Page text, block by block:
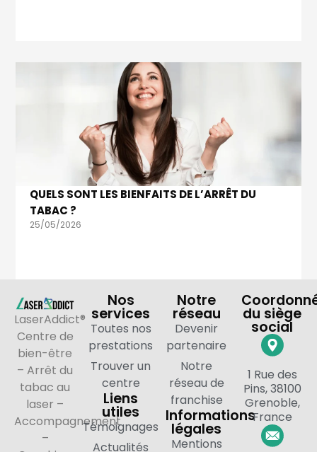
QUELS SONT LES BIENFAITS DE L’ARRÊT DU
TABAC ?
25/05/2026
LaserAddict®
Centre de
bien-être
– Arrêt du
tabac au
laser –
Accompagnement
–
Nos
services
Toutes nos
prestations
Trouver un
centre
Liens
utiles
Témoignages
Actualités
Notre
réseau
Devenir
partenaire
Notre
réseau de
franchise
Informations
légales
Mentions
du siège
social
1 Rue des
Pins, 38100
Grenoble,
France